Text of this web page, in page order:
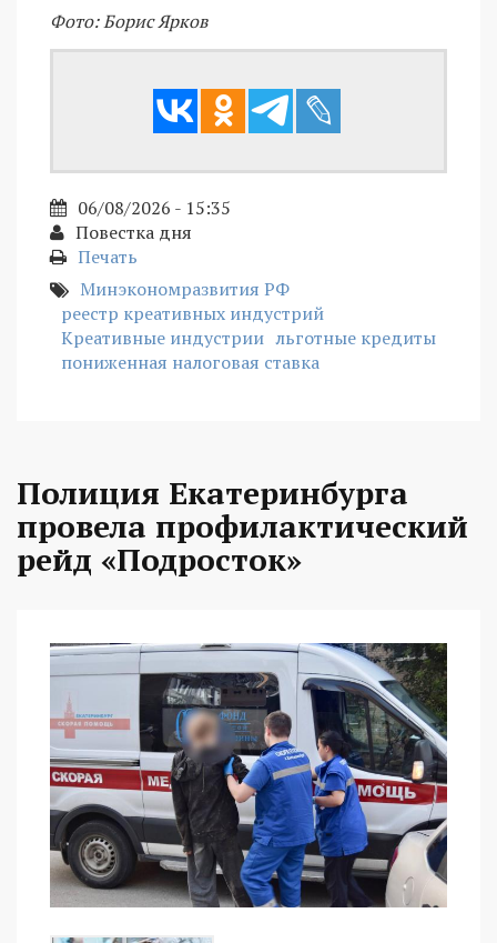
Фото: Борис Ярков
06/08/2026 - 15:35
Повестка дня
Печать
Минэкономразвития РФ
реестр креативных индустрий
Креативные индустрии льготные кредиты
пониженная налоговая ставка
Полиция Екатеринбурга
провела профилактический
рейд «Подросток»